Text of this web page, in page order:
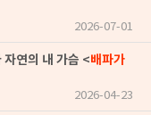
2026-07-01
연의 내 가슴 <배파가
2026-04-23